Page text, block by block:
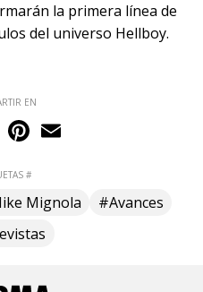
la primera línea de
del universo Hellboy.
EN
X Pinterest
#
Mignola
#Avances